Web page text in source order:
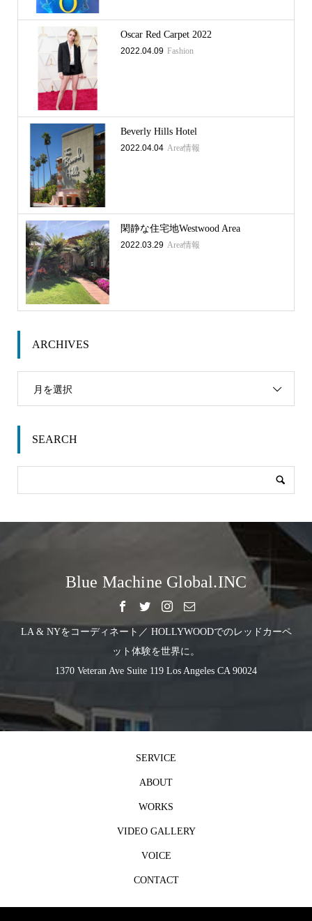
Oscar Red Carpet 2022
2022.04.09 Fashion
Beverly Hills Hotel
2022.04.04 Area情報
閑静な住宅地Westwood Area
2022.03.29 Area情報
ARCHIVES
月を選択
SEARCH
Blue Machine Global.INC
LA & NYをコーディネート／ HOLLYWOODでのレッドカーペ
ット体験を世界に。
1370 Veteran Ave Suite 119 Los Angeles CA 90024
SERVICE
ABOUT
WORKS
VIDEO GALLERY
VOICE
CONTACT